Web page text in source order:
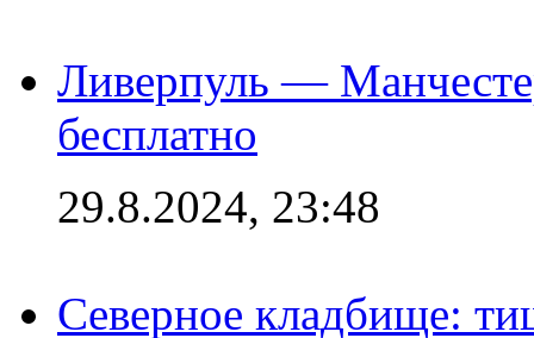
Ливерпуль —
бесплатно
29.8.2024, 23:48
Северное кладбище: